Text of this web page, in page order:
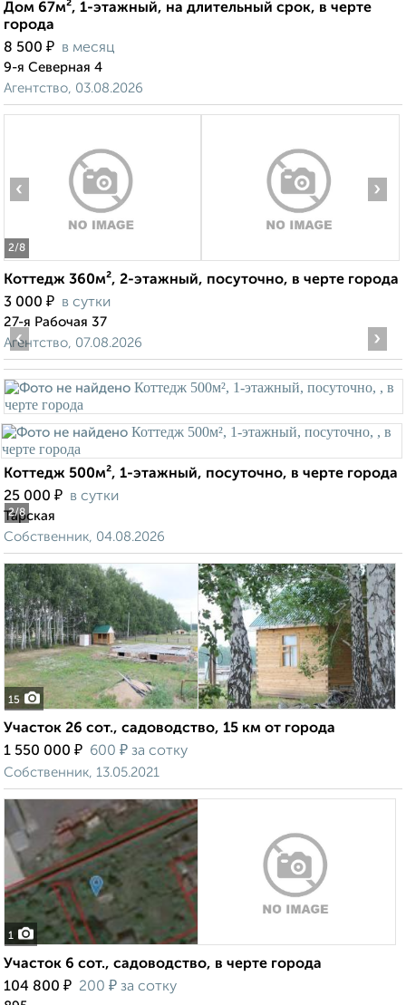
Дом 67м², 1-этажный, на длительный срок, в черте
города
8 500 ₽ в месяц
9-я Северная 4
Агентство, 03.08.2026
2/8
‹ ›
Коттедж 360м², 2-этажный, посуточно, в черте города
3 000 ₽ в сутки
27-я Рабочая 37
Агентство, 07.08.2026
2/8
‹ ›
Коттедж 500м², 1-этажный, посуточно, в черте города
25 000 ₽ в сутки
Тарская
Собственник, 04.08.2026
15
Участок 26 сот., садоводство, 15 км от города
1 550 000 ₽ 600 ₽ за сотку
Собственник, 13.05.2021
1
Участок 6 сот., садоводство, в черте города
104 800 ₽ 200 ₽ за сотку